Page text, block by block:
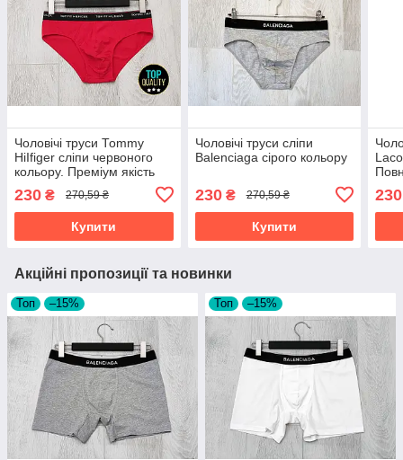
Чоловічі труси Тоmmу
НіІfіgеr сліпи червоного
кольору. Преміум якість
230 ₴ 270,59 ₴
Купити
Чоловічі труси сліпи
Balenciaga сірого кольору
230₴ 270,59 ₴
Купити
230
Акційні пропозиції та новинки
Топ –15% Топ –15%